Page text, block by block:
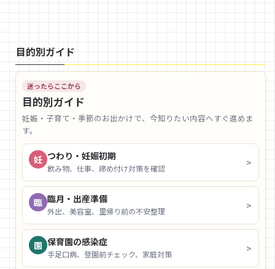
目的別ガイド
迷ったらここから
目的別ガイド
妊娠・子育て・季節のお出かけで、今知りたい内容へすぐ進めま
す。
妊 つわり・妊娠初期
飲み物、仕事、締め付け対策を確認 >
臨 臨月・出産準備
外出、美容室、里帰り前の不安整理 >
園 保育園の感染症
手足口病、登園前チェック、家庭対策 >